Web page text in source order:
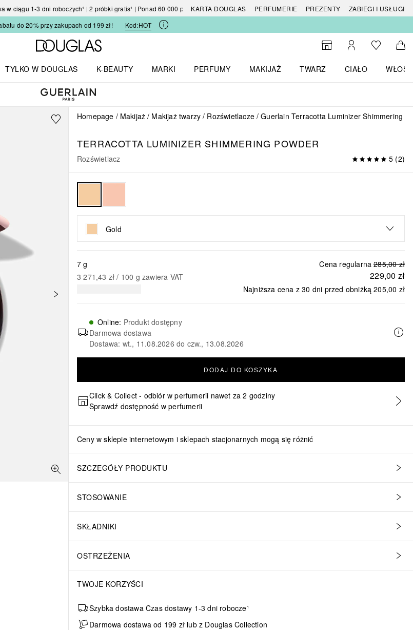
w ciągu 1-3 dni roboczych¹ | 2 próbki gratis¹ | Ponad 60 000 produktówKARTA DOUGLAS PERFUMERIE PREZENTY
ZABIEGI I USŁUGI
do 20% przy zakupach od 199 zł!
Kod:HOT
Strona główna Douglas
Do wyszukiwarki
Moje kontoDo listyDo
TYLKO W DOUGLAS
K-BEAUTY
MARKI
PERFUMY
MAKIJAŻ
TWARZ
CIAŁO
WŁOSY
Homepage Makijaż Makijaż twarzy Rozświetlacze Guerlain Terracotta Luminizer Shimmering
TERRACOTTA LUMINIZER SHIMMERING POWDER
Rozświetlacz 5 (2)
Gold
Cena regularna 285,00 zł
229,00 zł
Najniższa cena z 30 dni przed obniżką 205,00 zł
7 g
3 271,43 zł / 100 g zawiera VAT
Online: Produkt dostępny
Darmowa dostawa
Dostawa: wt., 11.08.2026 do czw., 13.08.2026
DODAJ DO KOSZYKA
Click & Collect - odbiór w perfumerii nawet za 2 godziny
Sprawdź dostępność w perfumerii
Ceny w sklepie internetowym i sklepach stacjonarnych mogą się różnić
SZCZEGÓŁY PRODUKTU
STOSOWANIE
SKŁADNIKI
OSTRZEŻENIA
TWOJE KORZYŚCI
Szybka dostawa Czas dostawy 1-3 dni robocze¹
Darmowa dostawa od 199 zł lub z Douglas Collection